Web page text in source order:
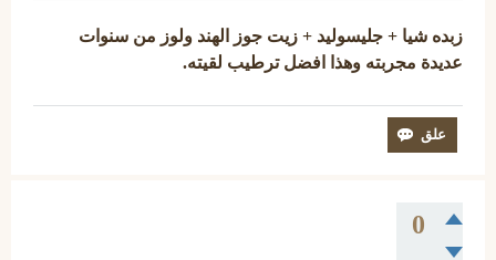
زبده شيا + جليسوليد + زيت جوز الهند ولوز من سنوات
عديدة مجربته وهذا افضل ترطيب لقيته.
0